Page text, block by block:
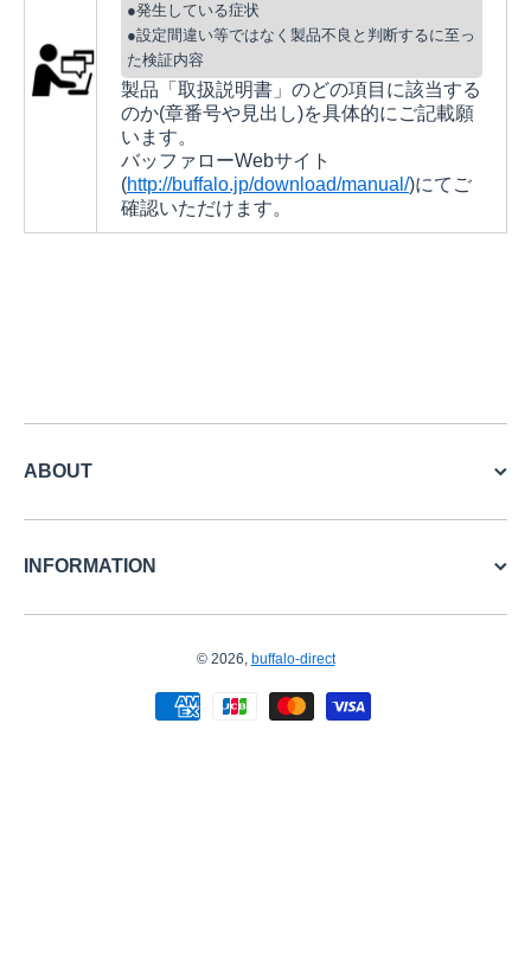
●発生している症状
●設定間違い等ではなく製品不良と判断するに至っ
た検証内容
製品「取扱説明書」のどの項目に該当する
のか(章番号や見出し)を具体的にご記載願
います。
バッファローWebサイト
(http://buffalo.jp/download/manual/)にてご
確認いただけます。
ABOUT
INFORMATION
© 2026, buffalo-direct
お支払い方法